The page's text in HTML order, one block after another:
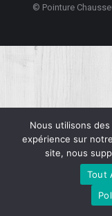
© Pointure
Nous utilisons
expérience sur
site, nous
Tout